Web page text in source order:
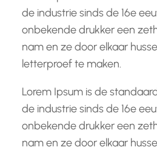
de industrie sinds de 16e
onbekende drukker een
nam en ze door elkaar
letterproef te maken.
Lorem Ipsum is de
de industrie sinds de 16e
onbekende drukker een
nam en ze door elkaar